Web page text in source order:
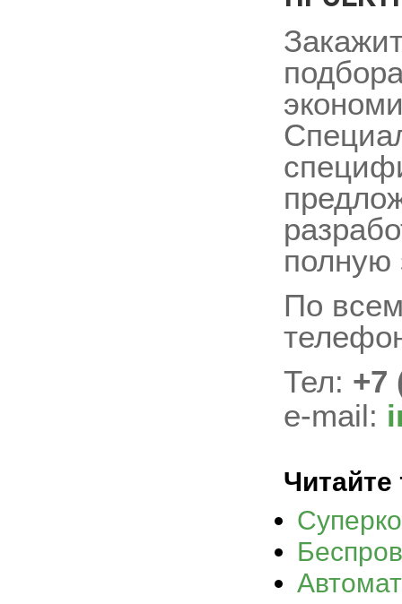
полную
По
Тел: +7
e-mail:
Читайте